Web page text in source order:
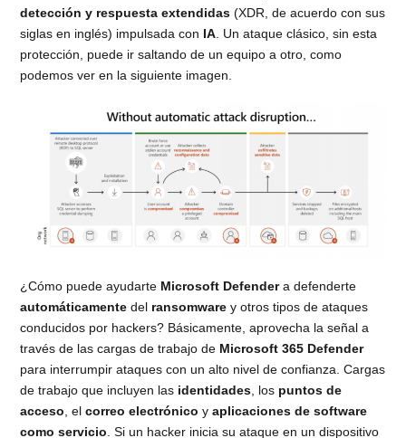
detección y respuesta extendidas (XDR, de acuerdo con sus
siglas en inglés) impulsada con IA . Un ataque clásico, sin esta
protección, puede ir saltando de un equipo a otro, como
podemos ver en la siguiente imagen.
¿Cómo puede ayudarte Microsoft Defendera defenderte
automáticamente del ransomware y otros tipos de ataques
conducidos por hackers? Básicamente, aprovecha la señal a
través de las cargas de trabajo de Microsoft 365 Defender
para interrumpir ataques con un alto nivel de confianza. Cargas
de trabajo que incluyen las identidades , los puntos de
acceso , elcorreo electrónico yaplicaciones de software
como servicio . Si un hacker inicia su ataque en un dispositivo